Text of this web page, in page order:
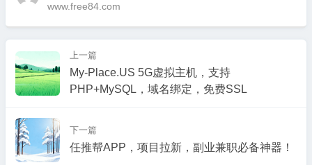
www.free84.com
上一篇
My-Place.US 5G虚拟主机，支持
PHP+MySQL，域名绑定，免费SSL
下一篇
任推帮APP，项目拉新，副业兼职必备神器！